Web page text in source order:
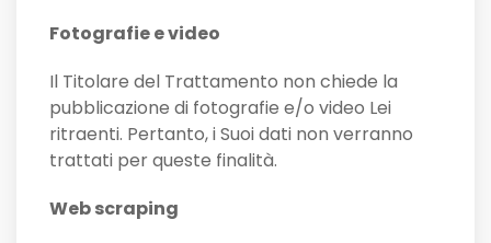
Fotografie e video
Il Titolare del Trattamento non chiede la
pubblicazione di fotografie e/o video Lei
ritraenti. Pertanto, i Suoi dati non verranno
trattati per queste finalità.
Web scraping